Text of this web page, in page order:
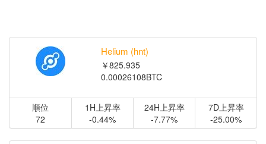
Helium (hnt)
￥825.935
0.00026108BTC
順位
72
1H上昇率
-0.44%
24H上昇率
-7.77%
7D上昇率
-25.00%